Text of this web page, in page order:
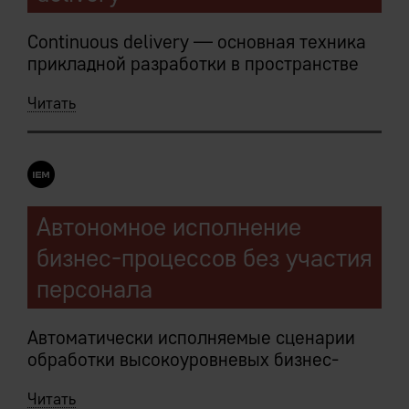
Continuous delivery — основная техника
прикладной разработки в пространстве
Централизованное хранение
следствие логической монолитности,
быстрое прототипирование на их основе.
Встроенные средства верификации кода
на всем протяжении жизненного цикла.
Средства контроля и разделения кода
IEM-платформы позволяют вести
разработку и тестирование на
продуктивных данных.
Читать
Автономное исполнение
бизнес-процессов без участия
персонала
Автоматически исполняемые сценарии
обработки высокоуровневых бизнес-
Читать